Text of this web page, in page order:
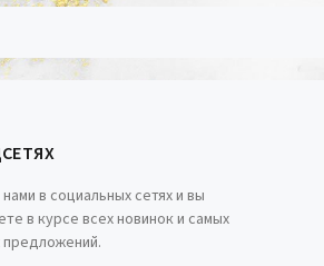
в социальных сетях и вы
в курсе всех новинок и самых
предложений.